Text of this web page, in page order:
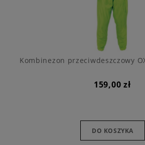
Kombinezon przeciwdeszczowy
159,00 zł
DO KOSZYKA